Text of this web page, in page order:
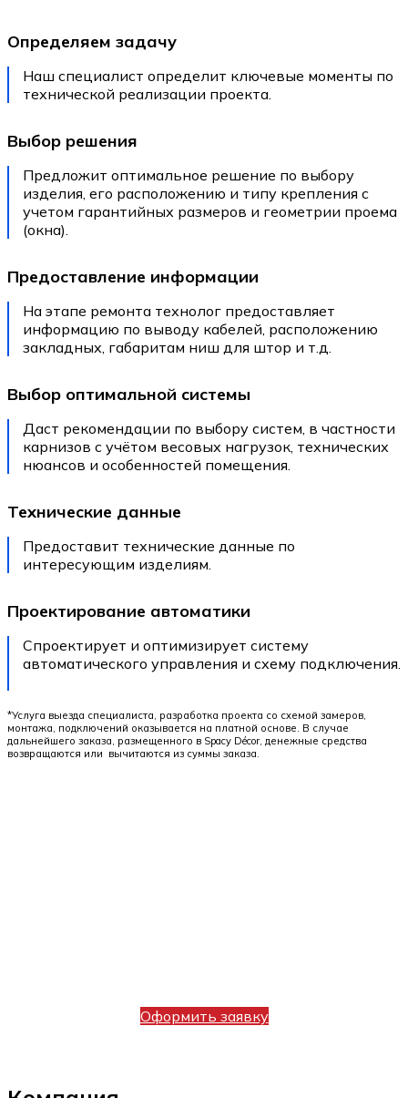
Определяем задачу
Наш специалист определит ключевые моменты по
технической реализации проекта.
Выбор решения
Предложит оптимальное решение по выбору
изделия, его расположению и типу крепления с
учетом гарантийных размеров и геометрии проема
(окна).
Предоставление информации
На этапе ремонта технолог предоставляет
информацию по выводу кабелей, расположению
закладных, габаритам ниш для штор и т.д.
Выбор оптимальной системы
Даст рекомендации по выбору систем, в частности
карнизов с учётом весовых нагрузок, технических
нюансов и особенностей помещения.
Технические данные
Предоставит технические данные по
интересующим изделиям.
Проектирование автоматики
Спроектирует и оптимизирует систему
автоматического управления и схему подключения.
*Услуга выезда специалиста, разработка проекта со схемой замеров,
монтажа, подключений оказывается на платной основе. В случае
дальнейшего заказа, размещенного в Spacy Décor, денежные средства
возвращаются или вычитаются из суммы заказа.
Оформить заявку